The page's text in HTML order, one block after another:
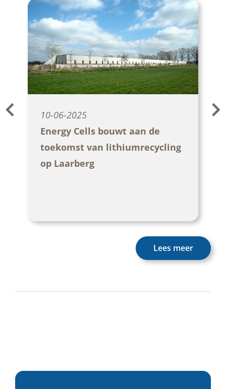
05-06-2025
Gemeenteraden Oost Gelre en
Berkelland te gast op Laarberg
Lees meer